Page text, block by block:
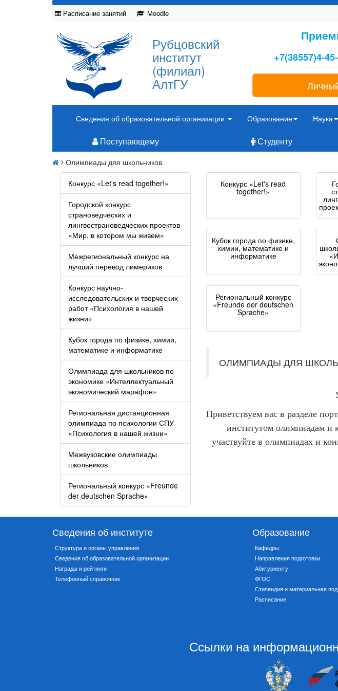
Расписание занятий Moodle
Рубцовский
институт
(филиал)
АлтГУ
+7(38557)4-
Сведения об образовательной организации Образование Наука
Поступающему Студенту
Олимпиады для школьников
Конкурс «Let's read together!»
Городской конкурс
страноведческих и
лингвострановедческих проектов
«Мир, в котором мы живем»
Межрегиональный конкурс на
лучший перевод лимериков
Конкурс научно-
исследовательских и творческих
работ «Психология в нашей
жизни»
Кубок города по физике, химии,
математике и информатике
Олимпиада для школьников по
экономике «Интеллектуальный
экономический марафон»
Региональная дистанционная
олимпиада по психологии СПУ
«Психология в нашей жизни»
Межвузовские олимпиады
школьников
Региональный конкурс «Freunde
der deutschen Sprache»
Конкурс «Let's read
together!»
Кубок города по физике,
химии, математике и
информатике
Региональный конкурс
«Freunde der deutschen
Sprache»
ОЛИМПИАДЫ ДЛЯ
Приветствуем вас в разделе
институтом олимпиадам и
участвуйте в олимпиадах и
Сведения об институте
Структура и органы управления
Сведения об образовательной организации
Награды и рейтинги
Телефонный справочник
Образование
Кафедры
Направления подготовки
Абитуриенту
ФГОС
Стипендия и материальная
Расписание
Ссылки на